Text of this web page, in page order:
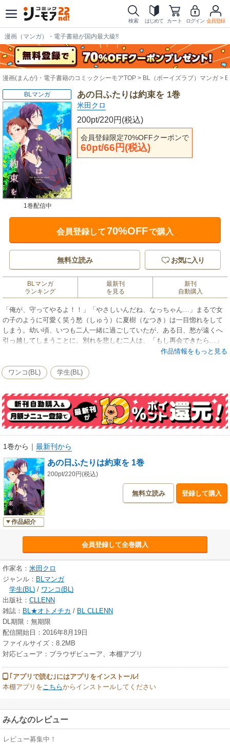
検索 はじめて カート ログイン 会員登録
漫画（マンガ）・電子書籍が国内最大級!!
漫画(まんが)・電子書籍のコミックシーモアTOP BL（ボーイズラブ）マンガ
あの日ふたりは約束を 1巻
米田クロ
200pt/220円(税込)
会員登録限定70%OFFクーポンで
60pt/66円(税込)
BLマンガ
1巻配信中
会員登録して70%OFFで購入
無料立読み お気に入り
BLマンガ
ランキング
最新刊
を見る
新刊
自動購入
「俺が、守ってやるよ！！」「やさしいんだね、なっちゃん…」まるで女
の子のように可愛く笑う愁（しゅう）に夏樹（なつき）は一目惚れをして
しまう。幼い頃、いつも二人一緒に過ごしていたが、ある日、愁が遠くへ
引っ越してしまうことに。別れを悲しむ二人は、「もし再会できたら…」
とお互い約束を交わした。――そして月日が流れ、学生になった夏樹のク
作品情報をもっと見る
ワンコ(BL) 学生(BL)
1巻から ｜ 最新刊から
作品紹介
あの日ふたりは約束を 1巻
200pt/220円(税込)
無料立読み 登録して購入
会員登録して全巻購入
作家名： 米田クロ
ジャンル： BLマンガ
学生(BL) / ワンコ(BL)
出版社： CLLENN
雑誌： BL★オトメチカ / BL CLLENN
DL期限：無期限
配信開始日：2016年8月19日
ファイルサイズ：8.2MB
対応ビューア：ブラウザビューア、本棚アプリ
｢アプリで読む｣にはアプリをインストール!
本棚アプリをこちらからインストールしてください
みんなのレビュー
レビュー募集中！